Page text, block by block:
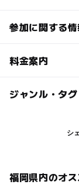
参加に関する
対象年齢
・当日お越
料金案内
子供の料金
ジャンル・タグ
ファ
シ
福岡県内のオ